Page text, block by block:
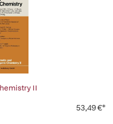
II
53,49 €*